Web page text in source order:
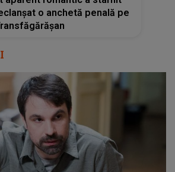
o anchetă penală pe